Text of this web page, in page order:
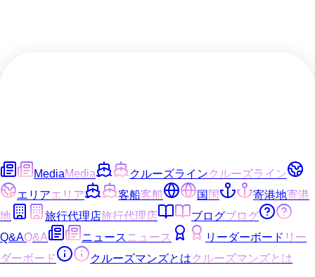
MediaMedia クルーズラインクルーズライン
エリアエリア 客船客船 国国 寄港地寄港
地
旅行代理店旅行代理店 ブログブログ
Q&AQ&A ニュース ニュース リーダーボード リー
ダーボード
クルーズマンズとはクルーズマンズとは